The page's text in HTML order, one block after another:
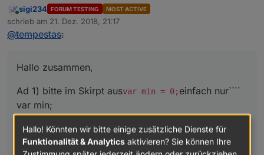
Online
sigi234 FORUM TESTING MOST ACTIVE
schrieb am 21. Dez. 2018, 21:17
zuletzt editiert von
@tempestas:
Hallo zusammen,
Ad 1) bitte im Skirpt ausvar min = 0; einfach nur````
var min;
@ Sigi:
Hallo! Könnten wir bitte einige zusätzliche Dienste für
Funktionalität & Analytics aktivieren? Sie können Ihre